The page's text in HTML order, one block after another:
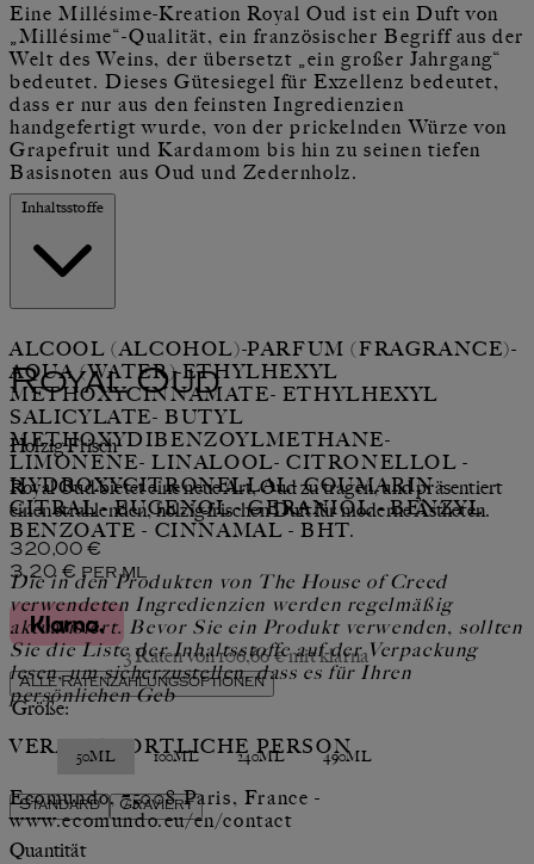
Eine Millésime-Kreation Royal Oud ist ein Duft von
„Millésime“-Qualität, ein französischer Begriff aus der
Welt des Weins, der übersetzt „ein großer Jahrgang“
bedeutet. Dieses Gütesiegel für Exzellenz bedeutet,
dass er nur aus den feinsten Ingredienzien
handgefertigt wurde, von der prickelnden Würze von
Grapefruit und Kardamom bis hin zu seinen tiefen
Basisnoten aus Oud und Zedernholz.
Inhaltsstoffe
ALCOOL (ALCOHOL)-PARFUM (FRAGRANCE)-
AQUA (WATER)-ETHYLHEXYL
METHOXYCINNAMATE- ETHYLHEXYL
SALICYLATE- BUTYL
METHOXYDIBENZOYLMETHANE-
LIMONENE- LINALOOL- CITRONELLOL -
HYDROXYCITRONELLAL- COUMARIN -
CITRAL - EUGENOL - GERANIOL - BENZYL
BENZOATE - CINNAMAL - BHT.
Die in den Produkten von The House of Creed
verwendeten Ingredienzien werden regelmäßig
aktualisiert. Bevor Sie ein Produkt verwenden, sollten
Sie die Liste der Inhaltsstoffe auf der Verpackung
lesen, um sicherzustellen, dass es für Ihren
persönlichen Geb
VERANTWORTLICHE PERSON
Ecomundo, 75008 Paris, France -
www.ecomundo.eu/en/contact
Royal Oud
Holzig Frisch
Royal Oud bietet eine neue Art, Oud zu tragen, und präsentiert
einen strahlenden, holzig-frischen Duft für moderne Ästheten.
Aktueller Preis: 320,00 €.
320,00 €
3,20 € perml
3 Raten von 106,66 € mit klarna
Alle Ratenzahlungsoptionen
Größe:
50ML 100ML 240ML 490ML
Standard Graviert
Quantität